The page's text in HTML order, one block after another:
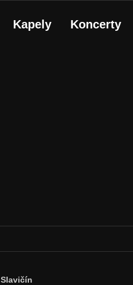
Kapely Koncerty
Slavičín